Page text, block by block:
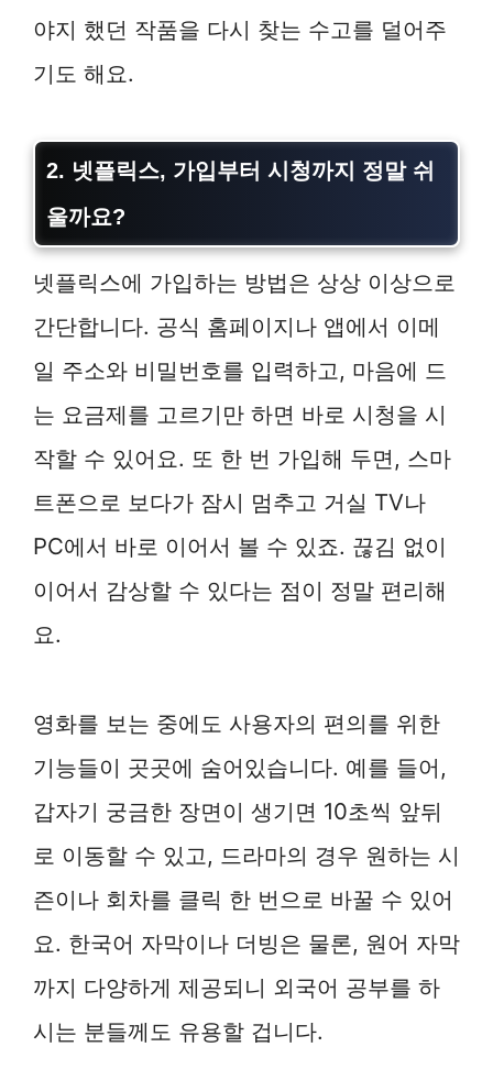
야지 했던 작품을 다시 찾는 수고를 덜어주
기도 해요.
2. 넷플릭스, 가입부터 시청까지 정말 쉬
울까요?
넷플릭스에 가입하는 방법은 상상 이상으로
간단합니다. 공식 홈페이지나 앱에서 이메
일 주소와 비밀번호를 입력하고, 마음에 드
는 요금제를 고르기만 하면 바로 시청을 시
작할 수 있어요. 또 한 번 가입해 두면, 스마
트폰으로 보다가 잠시 멈추고 거실 TV나
PC에서 바로 이어서 볼 수 있죠. 끊김 없이
이어서 감상할 수 있다는 점이 정말 편리해
요.
영화를 보는 중에도 사용자의 편의를 위한
기능들이 곳곳에 숨어있습니다. 예를 들어,
갑자기 궁금한 장면이 생기면 10초씩 앞뒤
로 이동할 수 있고, 드라마의 경우 원하는 시
즌이나 회차를 클릭 한 번으로 바꿀 수 있어
요. 한국어 자막이나 더빙은 물론, 원어 자막
까지 다양하게 제공되니 외국어 공부를 하
시는 분들께도 유용할 겁니다.